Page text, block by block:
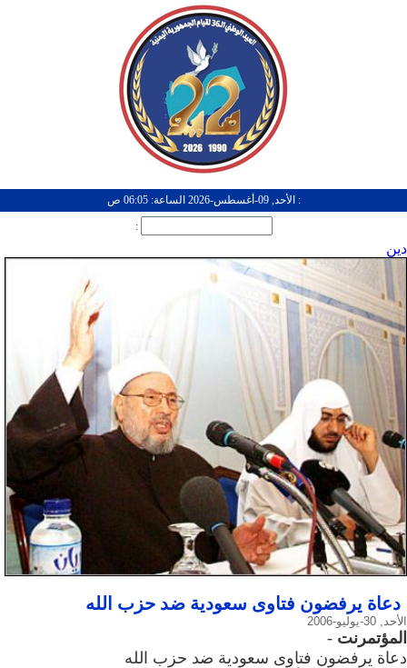
: الأحد, 09-أغسطس-2026 الساعة: 06:05 ص
:
دين
دعاة يرفضون فتاوى سعودية ضد حزب الله
الأحد, 30-يوليو-2006
المؤتمرنت -
دعاة يرفضون فتاوى سعودية ضد حزب الله